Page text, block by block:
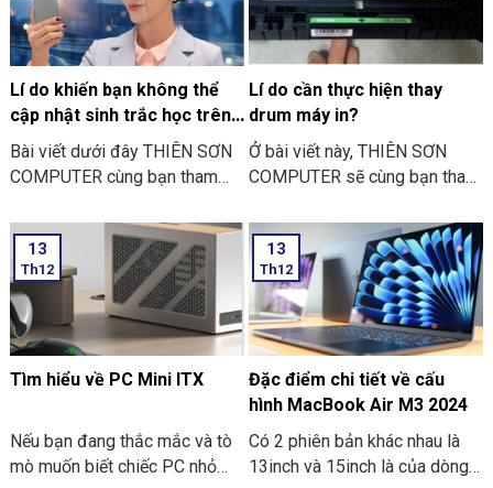
và không nên làm ngày Lễ Vu
Lan nhé.
Lí do khiến bạn không thể
cập nhật sinh trắc học trên
ứng dụng ngân hàng
Bài viết dưới đây THIÊN SƠN
COMPUTER cùng bạn tham
không thể cập nhật sinh trắc
học trên ứng dụng ngân hàng
thường gặp nhé:
Lí do cần thực hiện thay
drum máy in?
Ở bài viết này, THIÊN SƠN
COMPUTER sẽ cùng bạn tham
drum máy in là như thế nào
nhé?
13
Th12
Tìm hiểu về PC Mini ITX
Nếu bạn đang thắc mắc và tò
mò muốn biết chiếc PC nhỏ
13
Th12
Đặc điểm chi tiết về cấu
hình MacBook Air M3 2024
Có 2 phiên bản khác nhau là
13inch và 15inch là của dòng